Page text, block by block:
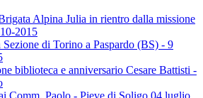
Alpina Julia in rientro dalla missione
2015
di Torino a Paspardo (BS) - 9
biblioteca e anniversario Cesare Battisti -
Comm. Paolo - Pieve di Soligo 04 luglio